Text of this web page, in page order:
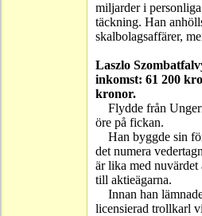
miljarder i
täckning. Han
skalbolagsaffärer,
Laszlo
inkomst: 61 200
kronor.
Flydde från
öre på fickan.
Han byggde sin
det numera
är lika med
till aktieägarna.
Innan han
licensierad trollkarl